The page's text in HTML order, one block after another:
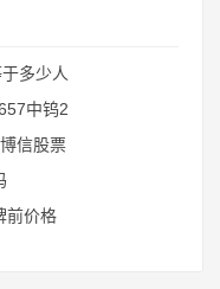
多少人
中钨2
信股票
前价格